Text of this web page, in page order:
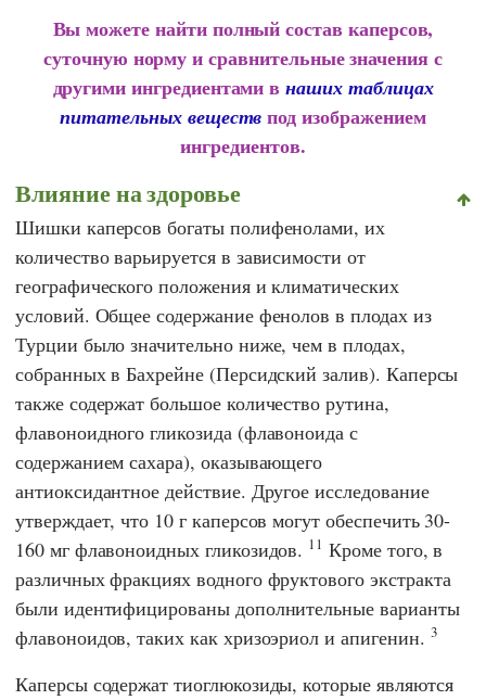
Вы можете найти полный состав каперсов,
суточную норму и сравнительные значения с
другими ингредиентами внаших таблицах
питательных веществ под изображением
ингредиентов.
Влияние на здоровье
Шишки каперсов богаты полифенолами, их
количество варьируется в зависимости от
географического положения и климатических
условий. Общее содержание фенолов в плодах из
Турции было значительно ниже, чем в плодах,
собранных в Бахрейне (Персидский залив). Каперсы
также содержат большое количество рутина,
флавоноидного гликозида (флавоноида с
содержанием сахара), оказывающего
антиоксидантное действие. Другое исследование
утверждает, что 10 г каперсов могут обеспечить 30-
160 мг флавоноидных гликозидов. 11 Кроме того, в
различных фракциях водного фруктового экстракта
были идентифицированы дополнительные варианты
флавоноидов, таких как хризоэриол и апигенин. 3
Каперсы содержат тиоглюкозиды, которые являются